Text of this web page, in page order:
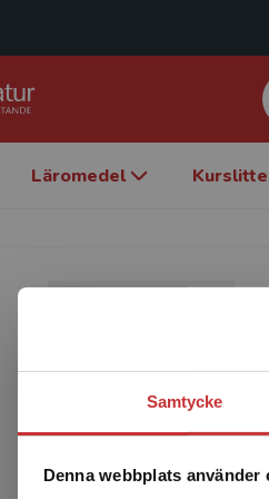
Samtycke
Denna webbplats använder
Läromedel